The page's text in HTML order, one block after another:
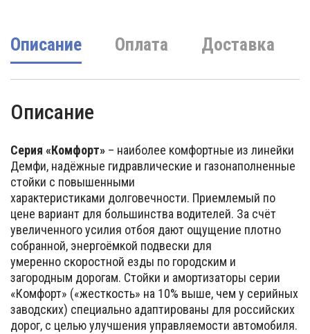
Описание Оплата Доставка
Описание
Серия «Комфорт» – наиболее комфортные из линейки
Демфи, надёжные гидравлические и газонаполненные
стойки с повышенными
характеристиками долговечности. Приемлемый по
цене вариант для большинства водителей. За счёт
увеличенного усилия отбоя дают ощущение плотно
собранной, энергоёмкой подвески для
умеренно скоростной езды по городским и
загородным дорогам. Стойки и амортизаторы серии
«Комфорт» («жесткость» на 10% выше, чем у серийных
заводских) специально адаптированы для российских
дорог, с целью улучшения управляемости автомобиля.